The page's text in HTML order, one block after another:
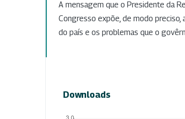
A mensagem que o Presidente da
Congresso expõe, de modo preciso,
do país e os problemas que o
Downloads